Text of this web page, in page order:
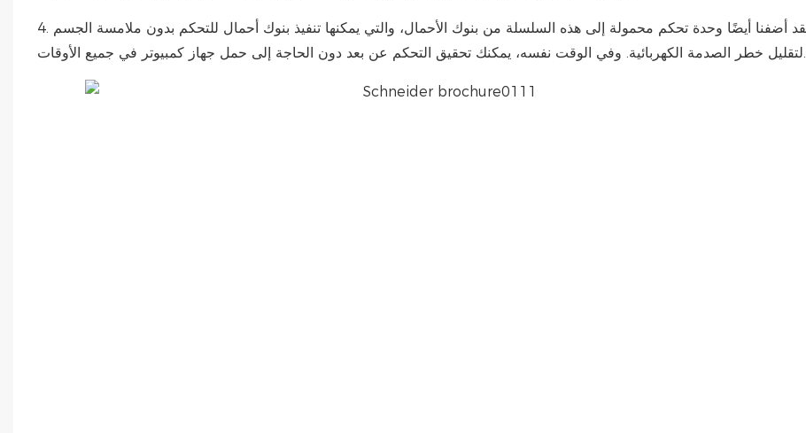
4. لقد أضفنا أيضًا وحدة تحكم محمولة إلى هذه السلسلة من بنوك الأحمال، والتي يمكنها تنفيذ بنوك أحمال للتحكم بدون ملامسة الجسم
لتقليل خطر الصدمة الكهربائية. وفي الوقت نفسه، يمكنك تحقيق التحكم عن بعد دون الحاجة إلى حمل جهاز كمبيوتر في جميع الأوقات.